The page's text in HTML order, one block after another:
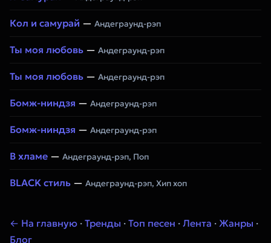
Кол и самурай — Андеграунд-рэп
Ты моя любовь — Андеграунд-рэп
Ты моя любовь — Андеграунд-рэп
Бомж-ниндзя — Андеграунд-рэп
Бомж-ниндзя — Андеграунд-рэп
В хламе — Андеграунд-рэп, Поп
BLACK стиль — Андеграунд-рэп, Хип хоп
← На главную · Тренды · Топ песен · Лента · Жанры ·
Блог